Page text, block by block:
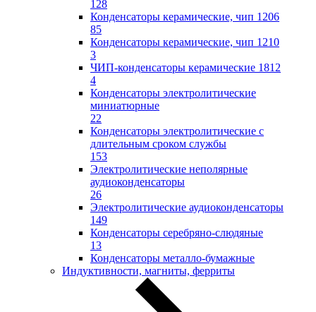
128
Конденсаторы керамические, чип 1206
85
Конденсаторы керамические, чип 1210
3
ЧИП-конденсаторы керамические 1812
4
Конденсаторы электролитические
миниатюрные
22
Конденсаторы электролитические с
длительным сроком службы
153
Электролитические неполярные
аудиоконденсаторы
26
Электролитические аудиоконденсаторы
149
Конденсаторы серебряно-слюдяные
13
Конденсаторы металло-бумажные
Индуктивности, магниты, ферриты